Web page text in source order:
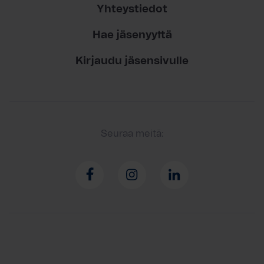
Yhteystiedot
Hae jäsenyyttä
Kirjaudu jäsensivulle
Seuraa meitä: